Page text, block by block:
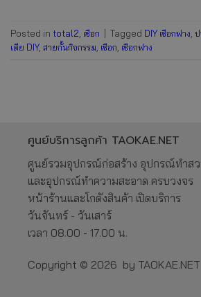
Posted in total2 เชือก Tagged DIY เชือกฟาง
เดีย DIY, สายกั้นกิจกรรม เชือก เชือกฟาง
ศูนย์บริการลูกค้า TAOKAE.NET
ศูนย์รวมอุปกรณ์ก่อสร้าง อุปกรณ์ทำส
และอุปกรณ์ทำความสะอาด ครบวงจร
หน้าร้านและโกดังสินค้า เปิดบริการ
วันจันทร์ - วันเสาร์
เวลา 08.00 - 17.00 น.
Copyright © 2026 by TAOKAE.NET